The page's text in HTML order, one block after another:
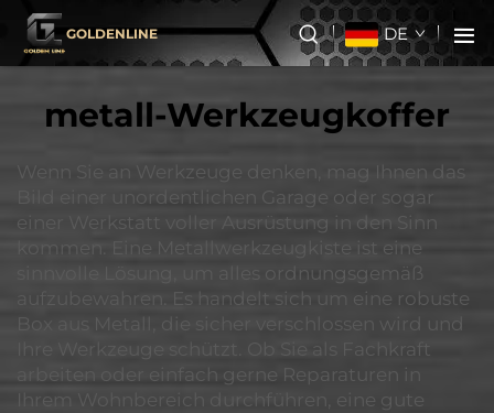
GOLDENLINE DE
metall-Werkzeugkoffer
Wenn Sie an Werkzeuge denken, mag Ihnen das
Bild einer unordentlichen Garage oder sogar
einer Werkstatt voller Ausrüstung in den Sinn
kommen. Eine Metallwerkzeugkiste ist eine
sinnvolle Lösung, um alles ordnungsgemäß
aufzubewahren. Es handelt sich um eine robuste
Box aus Metall, die sicher verschlossen wird und
Ihre Werkzeuge schützt. Ob Sie als Fachkraft
arbeiten oder einfach gerne Reparaturen in
Ihrem Wohnbereich durchführen, eine gute